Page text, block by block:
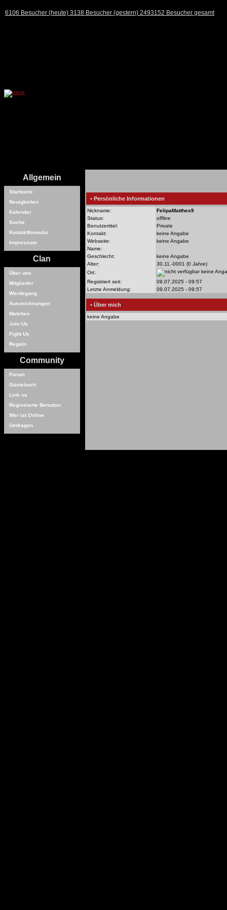
6106 Besucher (heute) 3138 Besucher (gestern) 2493152 Besucher gesamt
Allgemein
Startseite
Neuigkeiten
Kalender
Suche
Kontaktformular
Impressum
Clan
Über uns
Mitglieder
Werdegang
Auszeichnungen
Matches
Join Us
Fight Us
Regeln
Community
Forum
Gästebuch
Link us
Registrierte Benutzer
Wer ist Online
Umfragen
• Persönliche Informationen
Nickname:
FelipaMatthes9
Status:
offline
Benutzertitel:
Private
Kontakt:
keine Angabe
Webseite:
keine Angabe
Name:
Geschlecht:
keine Angabe
Alter:
30.11.-0001 (0 Jahre)
Ort:
keine
Registriert seit:
09.07.2025 - 09:57
Letzte Anmeldung:
09.07.2025 - 09:57
• Über mich
keine Angabe